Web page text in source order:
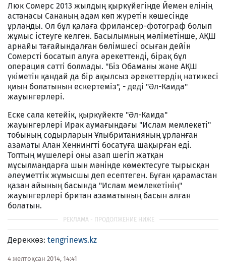
Люк Сомерс 2013 жылдың қыркүйегінде Йемен елінің
астанасы Сананың адам көп жүретін көшесінде
ұрланды. Ол бұл қалаға фрилансер-фотограф болып
жұмыс істеуге келген. Басылымның мәліметінше, АҚШ
арнайы тағайындалған бөлімшесі осыған дейін
Сомерсті босатып алуға әрекеттенді, бірақ бұл
операция сәтті болмады. "Біз Обаманы және АҚШ
үкіметін қандай да бір ақылсыз әрекеттердің нәтижесі
қиын болатынын ескертеміз", - деді "Әл-Каида"
жауынгерлері.
Еске сала кетейік, қыркүйекте "Әл-Каида"
жауынгерлері Ирак аумағындағы "Ислам мемлекеті"
тобының содырларын Ұлыбританияның ұрланған
азаматы Алан Хеннингті босатуға шақырған еді.
Топтың мүшелері оны азап шегіп жатқан
мұсылмандарға шын мәнінде көмектесуге тырысқан
әлеуметтік жұмысшы деп есептеген. Бұған қарамастан
қазан айының басында "Ислам мемлекетінің"
жауынгерлері британ азаматының басын алған
болатын.
Дереккөз: tengrinews.kz
4 желтоқсан 2014, 14:41